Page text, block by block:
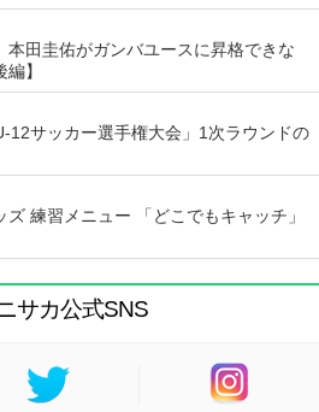
田圭佑がガンバユースに昇格できな
】
12サッカー選手権大会」1次ラウンドの
ズ 練習メニュー 「どこでもキャッチ」
サカ公式SNS